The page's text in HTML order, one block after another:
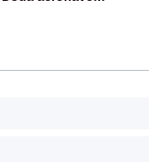
au fost ridicate de la